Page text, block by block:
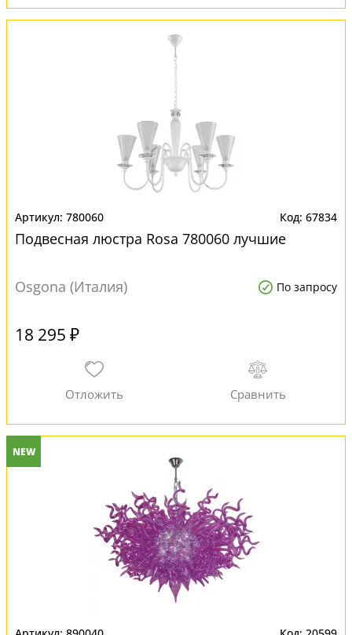
780060 67834
Подвесная люстра Rosa 780060 лучшие
Osgona (Италия) По запросу
18 295 ₽
NEW